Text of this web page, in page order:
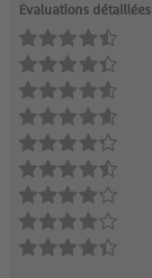
Évaluations détaillées